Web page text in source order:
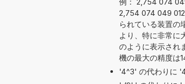
2,754 074 049
られている装置の
より、特に非常に
のように表示され
機の最大の精度は
'4^3' の代わりに